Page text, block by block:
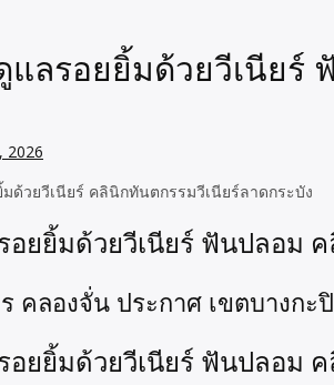
แลรอยยิ้มด้วยวีเนีย
2026
วยวีเนียร์ คลินิกทันตกรรมวีเนียร์ลาดกระบัง
อยยิ้มด้วยวีเนียร์ ฟันปลอม
คลองจั่น ประกาศ เขตบางกะปิ
อยยิ้มด้วยวีเนียร์ ฟันปลอม